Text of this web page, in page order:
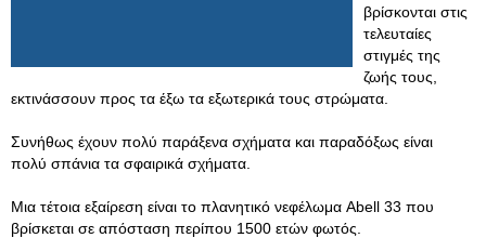
βρίσκονται στις
τελευταίες
στιγμές της
ζωής τους,
εκτινάσσουν προς τα έξω τα εξωτερικά τους στρώματα.
Συνήθως έχουν πολύ παράξενα σχήματα και παραδόξως είναι
πολύ σπάνια τα σφαιρικά σχήματα.
Μια τέτοια εξαίρεση είναι τo πλανητικό νεφέλωμα Abell 33 που
βρίσκεται σε απόσταση περίπου 1500 ετών φωτός.